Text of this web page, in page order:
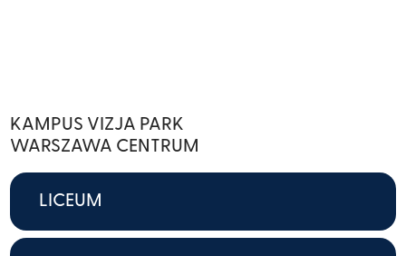
KAMPUS VIZJA PARK
WARSZAWA CENTRUM
LICEUM